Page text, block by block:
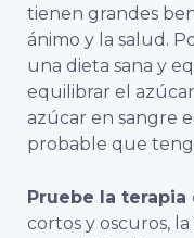
tienen grandes
ánimo y la salud.
una dieta sana y
equilibrar el
azúcar en sangre
probable que
Pruebe la terapia
cortos y oscuros,